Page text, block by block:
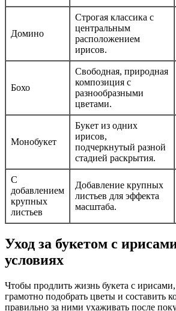
Домино
Строгая классика с
центральным
расположением
ирисов.
Бохо
Свободная, природная
композиция с
разнообразными
цветами.
Монобукет
Букет из одних
ирисов,
подчеркнутый разной
стадией раскрытия.
С
добавлением
крупных
листьев
Добавление крупных
листьев для эффекта
масштаба.
Уход за букетом с
условиях
Чтобы продлить жизнь букета с
грамотно подобрать цветы и составить
правильно за ними ухаживать после